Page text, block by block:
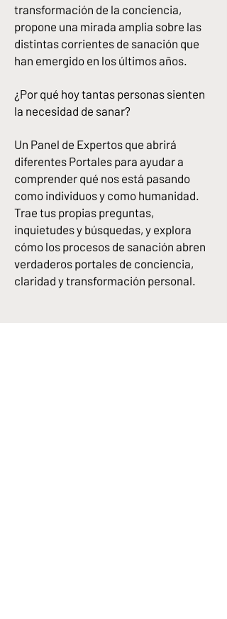
transformación de la conciencia,
propone una mirada amplia sobre las
distintas corrientes de sanación que
han emergido en los últimos años.
¿Por qué hoy tantas personas sienten
la necesidad de sanar?
Un Panel de Expertos que abrirá
diferentes Portales para ayudar a
comprender qué nos está pasando
como individuos y como humanidad.
Trae tus propias preguntas,
inquietudes y búsquedas, y explora
cómo los procesos de sanación abren
verdaderos portales de conciencia,
claridad y transformación personal.